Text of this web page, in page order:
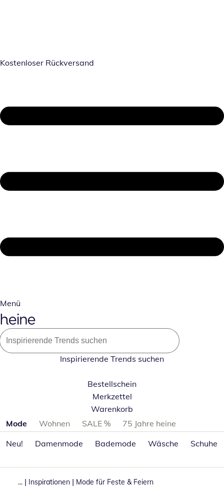
Kostenloser Rückversand
Menü
Inspirierende Trends suchen
Bestellschein
Merkzettel
Warenkorb
Produktkategorien überspringen
Mode Wohnen SALE %
75 Jahre heine
Neu!
Damenmode Bademode Wäsche Schuhe
... | Inspirationen | Mode für Feste & Feiern